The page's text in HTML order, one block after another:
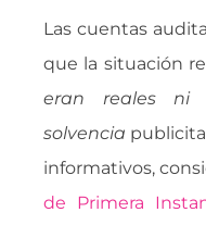
Las cuentas
que la situación
eran reales ni
solvencia 
informativos,
de Primera